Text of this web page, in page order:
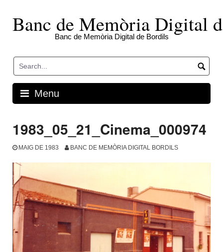
contentBanc de Memòria Digital
Banc de Memòria Digital de Bordils
Menu
1983_05_21_Cinema_000974
MAIG DE 1983 BANC DE MEMÒRIA DIGITAL BORDILS